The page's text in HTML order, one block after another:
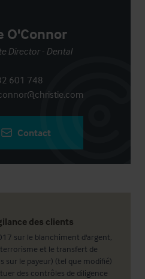
des clients
sur le blanchiment d'argent,
et le transfert de
sur le payeur) (tel que modifié)
des contrôles de diligence
O'Connor
Director - Dental
601 748
Contact